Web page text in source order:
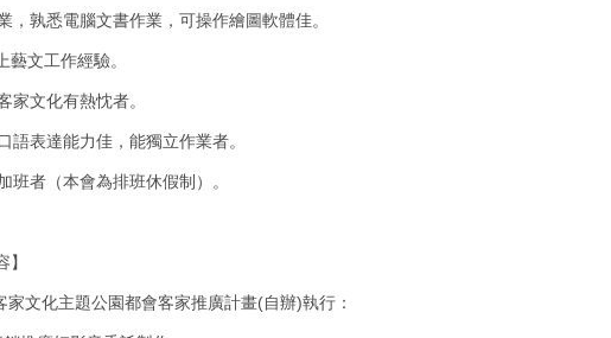
，孰悉電腦文書作業，可操作繪圖軟體佳。
文工作經驗。
家文化有熱忱者。
語表達能力佳，能獨立作業者。
班者（本會為排班休假制）。
】
家文化主題公園都會客家推廣計畫(自辦)執行：